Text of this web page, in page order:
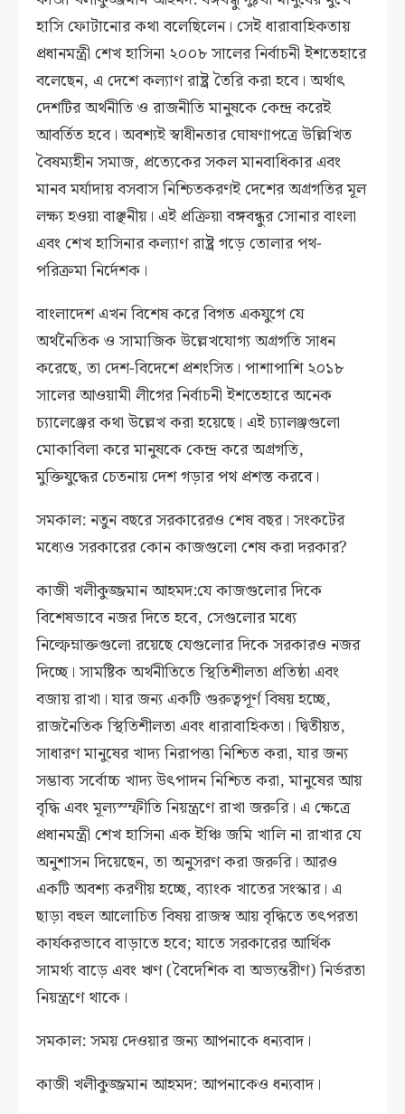
হাসি ফোটানোর কথা বলেছিলেন। সেই ধারাবাহিকতায়
প্রধানমন্ত্রী শেখ হাসিনা ২০০৮ সালের নির্বাচনী ইশতেহারে
বলেছেন, এ দেশে কল্যাণ রাষ্ট্র তৈরি করা হবে। অর্থাৎ
দেশটির অর্থনীতি ও রাজনীতি মানুষকে কেন্দ্র করেই
আবর্তিত হবে। অবশ্যই স্বাধীনতার ঘোষণাপত্রে উল্লিখিত
বৈষম্যহীন সমাজ, প্রত্যেকের সকল মানবাধিকার এবং
মানব মর্যাদায় বসবাস নিশ্চিতকরণই দেশের অগ্রগতির মূল
লক্ষ্য হওয়া বাঞ্ছনীয়। এই প্রক্রিয়া বঙ্গবন্ধুর সোনার বাংলা
এবং শেখ হাসিনার কল্যাণ রাষ্ট্র গড়ে তোলার পথ-
পরিক্রমা নির্দেশক।
বাংলাদেশ এখন বিশেষ করে বিগত একযুগে যে
অর্থনৈতিক ও সামাজিক উল্লেখযোগ্য অগ্রগতি সাধন
করেছে, তা দেশ-বিদেশে প্রশংসিত। পাশাপাশি ২০১৮
সালের আওয়ামী লীগের নির্বাচনী ইশতেহারে অনেক
চ্যালেঞ্জের কথা উল্লেখ করা হয়েছে। এই চ্যালঞ্জগুলো
মোকাবিলা করে মানুষকে কেন্দ্র করে অগ্রগতি,
মুক্তিযুদ্ধের চেতনায় দেশ গড়ার পথ প্রশস্ত করবে।
সমকাল: নতুন বছরে সরকারেরও শেষ বছর। সংকটের
মধ্যেও সরকারের কোন কাজগুলো শেষ করা দরকার?
কাজী খলীকুজ্জমান আহমদ:যে কাজগুলোর দিকে
বিশেষভাবে নজর দিতে হবে, সেগুলোর মধ্যে
নিল্ফেম্নাক্তগুলো রয়েছে যেগুলোর দিকে সরকারও নজর
দিচ্ছে। সামষ্টিক অর্থনীতিতে স্থিতিশীলতা প্রতিষ্ঠা এবং
বজায় রাখা। যার জন্য একটি গুরুত্বপূর্ণ বিষয় হচ্ছে,
রাজনৈতিক স্থিতিশীলতা এবং ধারাবাহিকতা। দ্বিতীয়ত,
সাধারণ মানুষের খাদ্য নিরাপত্তা নিশ্চিত করা, যার জন্য
সম্ভাব্য সর্বোচ্চ খাদ্য উৎপাদন নিশ্চিত করা, মানুষের আয়
বৃদ্ধি এবং মূল্যস্ম্ফীতি নিয়ন্ত্রণে রাখা জরুরি। এ ক্ষেত্রে
প্রধানমন্ত্রী শেখ হাসিনা এক ইঞ্চি জমি খালি না রাখার যে
অনুশাসন দিয়েছেন, তা অনুসরণ করা জরুরি। আরও
একটি অবশ্য করণীয় হচ্ছে, ব্যাংক খাতের সংস্কার। এ
ছাড়া বহুল আলোচিত বিষয় রাজস্ব আয় বৃদ্ধিতে তৎপরতা
কার্যকরভাবে বাড়াতে হবে; যাতে সরকারের আর্থিক
সামর্থ্য বাড়ে এবং ঋণ (বৈদেশিক বা অভ্যন্তরীণ) নির্ভরতা
নিয়ন্ত্রণে থাকে।
সমকাল: সময় দেওয়ার জন্য আপনাকে ধন্যবাদ।
কাজী খলীকুজ্জমান আহমদ: আপনাকেও ধন্যবাদ।